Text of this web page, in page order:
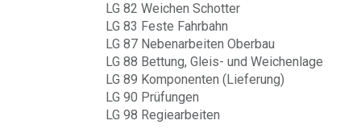
LG 82 Weichen Schotter
LG 83 Feste Fahrbahn
LG 87 Nebenarbeiten Oberbau
LG 88 Bettung, Gleis- und Weichenlage
LG 89 Komponenten (Lieferung)
LG 90 Prüfungen
LG 98 Regiearbeiten